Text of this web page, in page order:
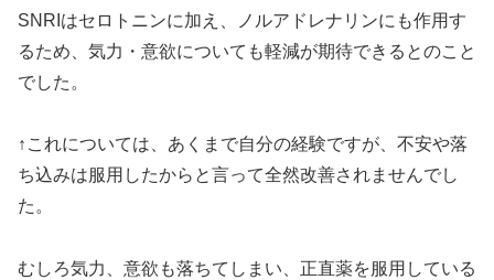
SNRIはセロトニンに加え、ノルアドレナリンにも作用す
るため、気力・意欲についても軽減が期待できるとのこと
でした。
↑これについては、あくまで自分の経験ですが、不安や落
ち込みは服用したからと言って全然改善されませんでし
た。
むしろ気力、意欲も落ちてしまい、正直薬を服用している